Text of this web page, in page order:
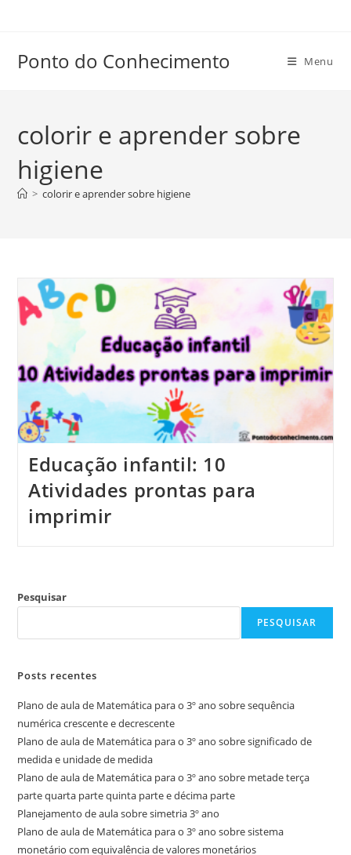
conteúdo
Ponto do Conhecimento Menu
colorir e aprender sobre
higiene
> colorir e aprender sobre higiene
Educação infantil: 10
Atividades prontas para
imprimir
Pesquisar
PESQUISAR
Posts recentes
Plano de aula de Matemática para o 3º ano sobre sequência
numérica crescente e decrescente
Plano de aula de Matemática para o 3º ano sobre significado de
medida e unidade de medida
Plano de aula de Matemática para o 3º ano sobre metade terça
parte quarta parte quinta parte e décima parte
Planejamento de aula sobre simetria 3º ano
Plano de aula de Matemática para o 3º ano sobre sistema
monetário com equivalência de valores monetários